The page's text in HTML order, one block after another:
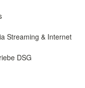
Streaming & Internet
DSG